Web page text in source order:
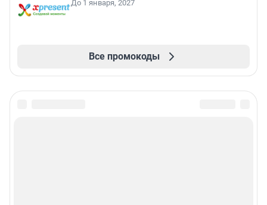
До 1 января, 2027
Все промокоды